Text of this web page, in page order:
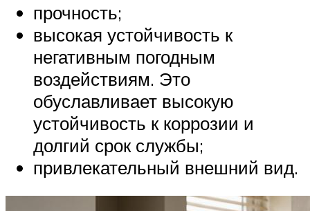
прочность;
высокая устойчивость к
негативным погодным
воздействиям. Это
обуславливает высокую
устойчивость к коррозии и
долгий срок службы;
привлекательный внешний вид.